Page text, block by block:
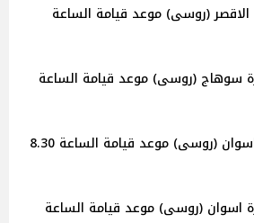
القاهرة الاقصر (روسى) موعد قيامة الساعة
1006 القاهرة سوهاج (روسى) موعد قيامة الساعة
قطار رقم 80 القاهرة اسوان (روسى) موعد قيامة الساعة 8.30
1004 القاهرة اسوان (روسى) موعد قيامة الساعة